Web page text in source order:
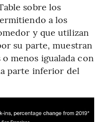
sobre los
a los
y que utilizan
su parte, muestran
menos igualada con
parte inferior del